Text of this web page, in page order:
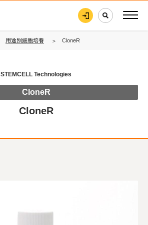
用途別細胞培養 CloneR
STEMCELL Technologies
CloneR
CloneR